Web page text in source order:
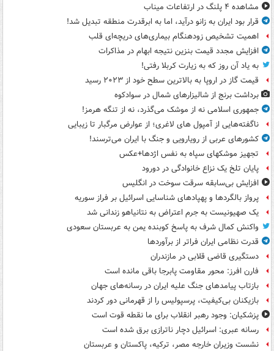
مشاهده ۴ پلنگ در ارتفاعات میناب
قرار بود ایران به زانو درآید، اما به ابرقدرت منطقه تبدیل شد!
اهمیت تشخیص زودهنگام بیماری‌های دریچه‌ای قلب
افزایش مجدد قیمت بنزین نتیجه ابهام در مذاکرات
به یاد آن روز که به زیارت کربلا رفتی!
قیمت گاز در اروپا به بالاترین سطح خود از ۲۰۲۳ رسید
برداشت برنج از شالیزارهای شمال در سوادکوه
جمهوری اسلامی نه از موشک می‌گذرد، نه از تنگه هرمز!
ناگفته‌هایی از آمپول های لاغری؛ از عوارض مرگبار تا زیبایی
کشورهای عربی از رویارویی و جنگ با ایران می‌ترسند!
تجهیز موشکهای سپاه به نفس اژدها+عکس
پایان تلخ یک نزاع خانوادگی در دورود
افزایش بی‌سابقه سرقت سوخت در انگلیس
پرواز بالگردها و پهپادهای شناسایی اسرائیل بر فراز سوریه
یک صهیونیست به جرم اعتراض به نتانیاهو زندانی شد
واکنش کمال شرف به پاسخ کوبنده یمن به عربستان سعودی
قدرت نظامی ایران فراتر از برآوردها
دستگیری قاضی قلابی در مازندران
فارن افرز: محور مقاومت پابرجا باقی مانده است
بازتاب پیامدهای جنگ علیه ایران در رسانه‌های جهان
بازیکنان بی‌کیفیت، پرسپولیس را از قهرمانی دور کردند
پزشکیان: وجود رهبر انقلاب برای ما نقطه قوت است
رسانه عبری: اسرائیل دچار ناترازی برق شده است
نشست وزیران خارجه مصر، ترکیه، پاکستان و عربستان